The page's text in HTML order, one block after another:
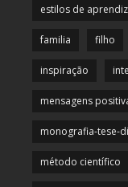
estilos de
familia filho
inspiração
mensagens
monografia-tese-
método científico